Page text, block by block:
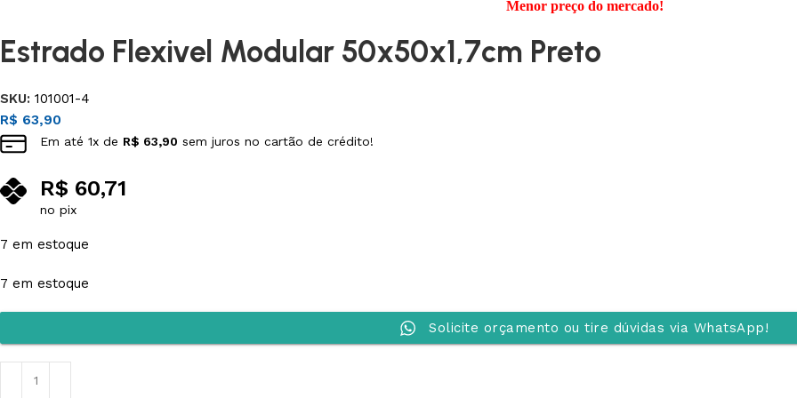
PL
Menor preço do mercado!
Estrado Flexivel Modular 50x50x1,7cm Preto
SKU:101001-4
R$ 63,90
Em até1x de R$ 63,90 sem juros no cartão de crédito!
R$ 60,71
no pix
7 em estoque
7 em estoque
Solicite orçamento ou tire dúvidas via WhatsApp!